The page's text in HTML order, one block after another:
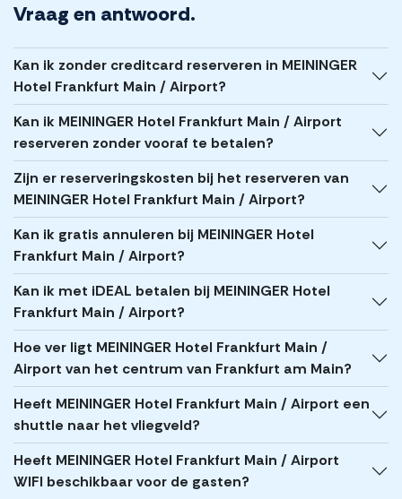
Vraag en antwoord.
Kan ik zonder creditcard reserveren in MEININGER
Hotel Frankfurt Main / Airport?
Kan ik MEININGER Hotel Frankfurt Main / Airport
reserveren zonder vooraf te betalen?
Zijn er reserveringskosten bij het reserveren van
MEININGER Hotel Frankfurt Main / Airport?
Kan ik gratis annuleren bij MEININGER Hotel
Frankfurt Main / Airport?
Kan ik met iDEAL betalen bij MEININGER Hotel
Frankfurt Main / Airport?
Hoe ver ligt MEININGER Hotel Frankfurt Main /
Airport van het centrum van Frankfurt am Main?
Heeft MEININGER Hotel Frankfurt Main / Airport een
shuttle naar het vliegveld?
Heeft MEININGER Hotel Frankfurt Main / Airport
WIFI beschikbaar voor de gasten?